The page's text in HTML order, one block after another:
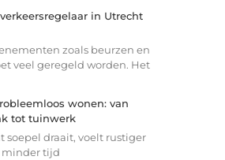
in Utrecht
zoals beurzen en
veel geregeld worden. Het
wonen: van
tot tuinwerk
soepel draait, voelt rustiger
minder tijd